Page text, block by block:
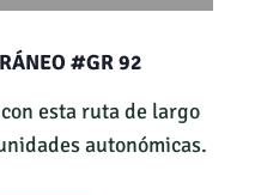
#GR 92
esta ruta de largo
autonómicas.